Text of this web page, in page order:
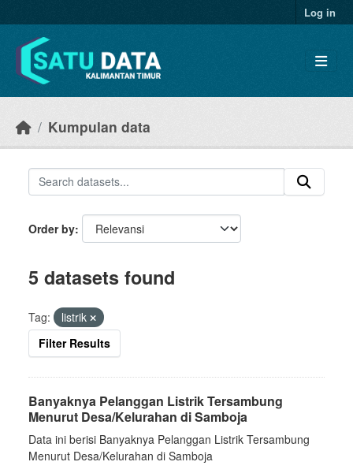
Log in
Kumpulan data
Order by
5 datasets found
Tag:
listrik
Filter Results
Banyaknya Pelanggan Listrik Tersambung
Menurut Desa/Kelurahan di Samboja
Data ini berisi Banyaknya Pelanggan Listrik Tersambung
Menurut Desa/Kelurahan di Samboja